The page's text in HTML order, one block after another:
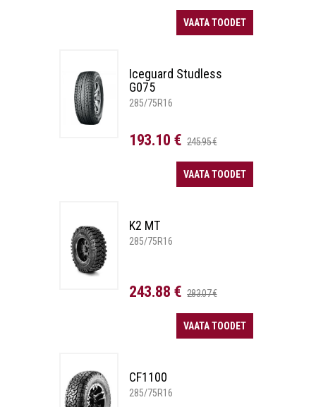
VAATA TOODET
Iceguard Studless
G075
285/75R16
193.10 € 245.95 €
VAATA TOODET
K2 MT
285/75R16
243.88 € 283.07 €
VAATA TOODET
CF1100
285/75R16